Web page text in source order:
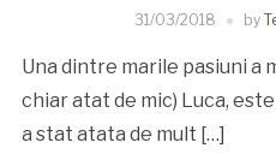
31/03/2018 by
Una dintre marile pasiuni a
chiar atat de mic) Luca,
a stat atata de mult […]